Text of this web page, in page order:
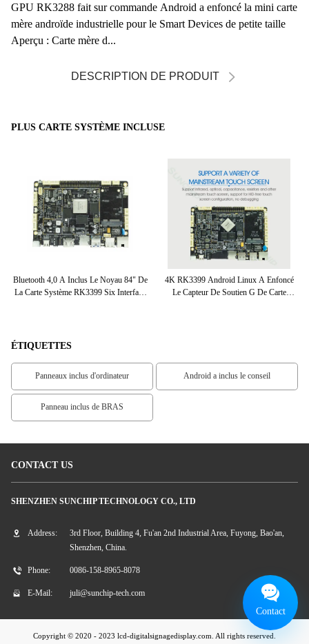
GPU RK3288 fait sur commande Android a enfoncé la mini carte
mère androïde industrielle pour le Smart Devices de petite taille
Aperçu : Carte mère d...
DESCRIPTION DE PRODUIT
PLUS CARTE SYSTÈME INCLUSE
Bluetooth 4,0 A Inclus Le Noyau 84" De
La Carte Système RK3399 Six Interface
4K RK3399 Android Linux A Enfoncé
Le Capteur De Soutien G De Carte
ÉTIQUETTES
Panneaux inclus d'ordinateur Android a inclus le conseil
Panneau inclus de BRAS
CONTACT US
SHENZHEN SUNCHIP TECHNOLOGY CO., LTD
Address:
3rd Floor, Building 4, Fu'an 2nd Industrial Area, Fuyong, Bao'an,
Shenzhen, China.
Phone: 0086-158-8965-8078
E-Mail: juli@sunchip-tech.com
Copyright © 2020 - 2023 lcd-digitalsignagedisplay.com. All rights reserved.
Contact